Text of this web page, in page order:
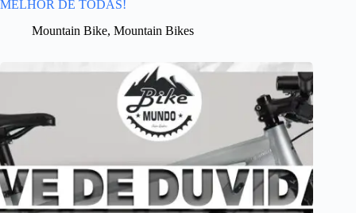
MELHOR DE TODAS!
Mountain Bike, Mountain Bikes